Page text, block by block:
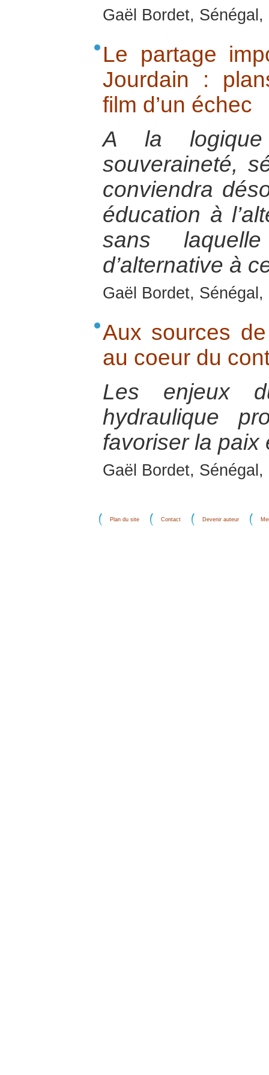
Gaël Bordet,
Le partage
Jourdain :
film d’un échec
A la
souveraineté,
conviendra
éducation à
sans
d’alternative à
Gaël Bordet,
Aux sources
au coeur du
Les enjeux
hydraulique
favoriser la paix
Gaël Bordet,
Plan du site Contact Devenir auteur